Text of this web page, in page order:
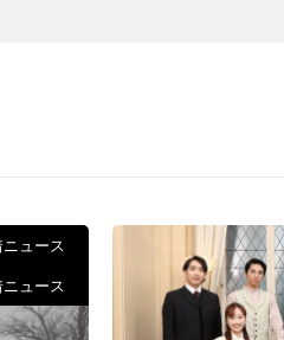
ニュース
ニュース